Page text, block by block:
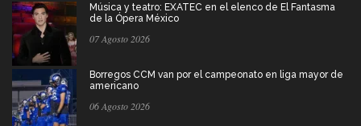
Música y teatro: EXATEC en el elenco de El Fantasma
de la Ópera México
07 Agosto 2026
Borregos CCM van por el campeonato en liga mayor de
americano
06 Agosto 2026